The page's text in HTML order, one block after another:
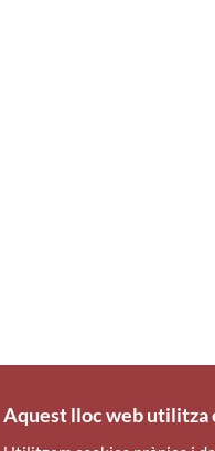
Aquest lloc web utilitza